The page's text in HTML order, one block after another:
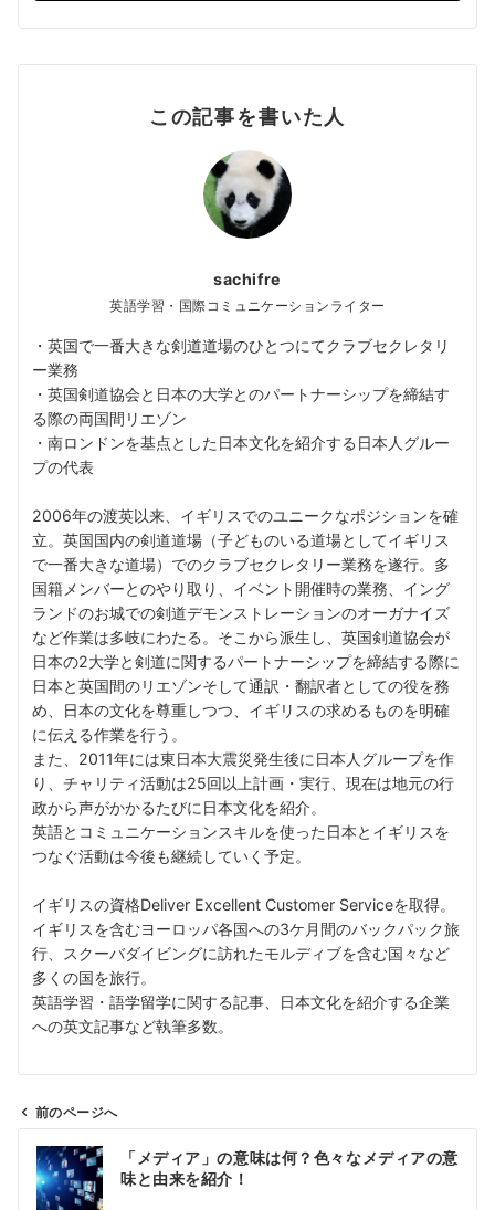
この記事を書いた人
sachifre
英語学習・国際コミュニケーションライター
・英国で一番大きな剣道道場のひとつにてクラブセクレタリ
ー業務
・英国剣道協会と日本の大学とのパートナーシップを締結す
る際の両国間リエゾン
・南ロンドンを基点とした日本文化を紹介する日本人グルー
プの代表
2006年の渡英以来、イギリスでのユニークなポジションを確
立。英国国内の剣道道場（子どものいる道場としてイギリス
で一番大きな道場）でのクラブセクレタリー業務を遂行。多
国籍メンバーとのやり取り、イベント開催時の業務、イング
ランドのお城での剣道デモンストレーションのオーガナイズ
など作業は多岐にわたる。そこから派生し、英国剣道協会が
日本の2大学と剣道に関するパートナーシップを締結する際に
日本と英国間のリエゾンそして通訳・翻訳者としての役を務
め、日本の文化を尊重しつつ、イギリスの求めるものを明確
に伝える作業を行う。
また、2011年には東日本大震災発生後に日本人グループを作
り、チャリティ活動は25回以上計画・実行、現在は地元の行
政から声がかかるたびに日本文化を紹介。
英語とコミュニケーションスキルを使った日本とイギリスを
つなぐ活動は今後も継続していく予定。
イギリスの資格Deliver Excellent Customer Serviceを取得。
イギリスを含むヨーロッパ各国への3ケ月間のバックパック旅
行、スクーバダイビングに訪れたモルディブを含む国々など
多くの国を旅行。
英語学習・語学留学に関する記事、日本文化を紹介する企業
への英文記事など執筆多数。
前のページへ
「メディア」の意味は何？色々なメディアの意
味と由来を紹介！